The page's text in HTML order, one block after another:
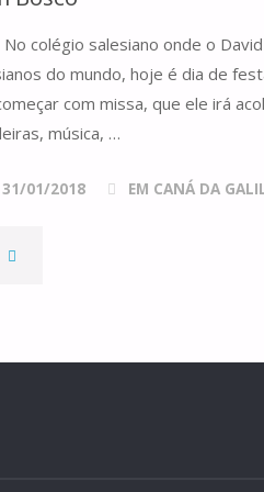
E
A
NOSSA
HISTÓRIA
colégio salesiano onde o
do mundo, hoje é dia de
com missa, que ele irá
música, …
31/01/2018 EM CANÁ DA
"NA